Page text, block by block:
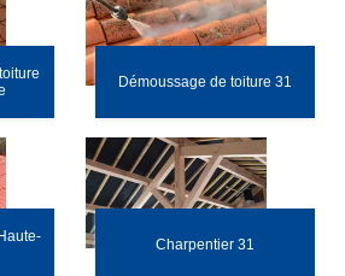
Démoussage de toiture 31
Charpentier 31